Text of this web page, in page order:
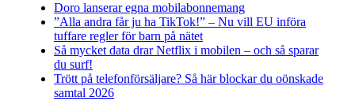
Doro lanserar egna mobilabonnemang
”Alla andra får ju ha TikTok!” – Nu vill EU införa
tuffare regler för barn på nätet
Så mycket data drar Netflix i mobilen – och så sparar
du surf!
Trött på telefonförsäljare? Så här blockar du oönskade
samtal 2026